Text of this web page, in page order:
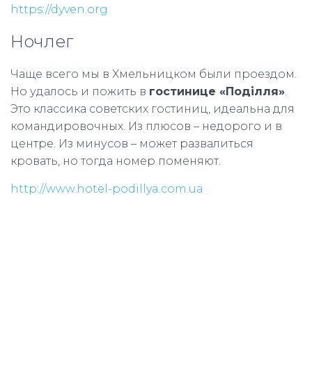
https://dyven.org
Ночлег
Чаще всего мы в Хмельницком были проездом.
Но удалось и пожить в гостинице «Поділля».
Это классика советских гостиниц, идеальна для
командировочных. Из плюсов – недорого и в
центре. Из минусов – может развалиться
кровать, но тогда номер поменяют.
http://www.hotel-podillya.com.ua